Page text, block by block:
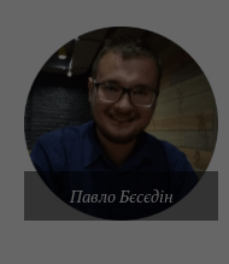
Павло Бєсєдін